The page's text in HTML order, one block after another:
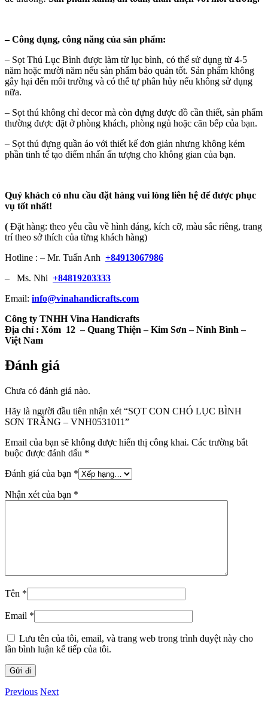
–Công dụng, công năng của sản phẩm:
– Sọt Thú Lục Bình được làm từ lục bình, có thể sử dụng từ 4-5
năm hoặc mười năm nếu sản phẩm bảo quản tốt. Sản phẩm không
gây hại đến môi trường và có thể tự phân hủy nếu không sử dụng
nữa.
– Sọt thú không chỉ decor mà còn đựng được đồ cần thiết, sản phẩm
thường được đặt ở phòng khách, phòng ngủ hoặc căn bếp của bạn.
– Sọt thú đựng quần áo với thiết kế đơn giản nhưng không kém
phần tinh tế tạo điểm nhấn ấn tượng cho không gian của bạn.
Quý khách có nhu cầu đặt hàng vui lòng liên hệ để được phục
vụ tốt nhất!
( Đặt hàng: theo yêu cầu về hình dáng, kích cỡ, màu sắc riêng, trang
trí theo sở thích của từng khách hàng)
Hotline : – Mr. Tuấn Anh +84913067986
– Ms. Nhi +84819203333
Email: info@vinahandicrafts.com
Công ty TNHH Vina Handicrafts
Địa chỉ : Xóm 12 – Quang Thiện – Kim Sơn – Ninh Bình –
Việt Nam
Đánh giá
Chưa có đánh giá nào.
Hãy là người đầu tiên nhận xét “SỌT CON CHÓ LỤC BÌNH
SƠN TRẮNG – VNH0531011”
Email của bạn sẽ không được hiển thị công khai. Các trường bắt
buộc được đánh dấu *
Đánh giá của bạn *
Nhận xét của bạn *
Tên *
Email *
Lưu tên của tôi, email, và trang web trong trình duyệt này cho
lần bình luận kế tiếp của tôi.
Previous Next